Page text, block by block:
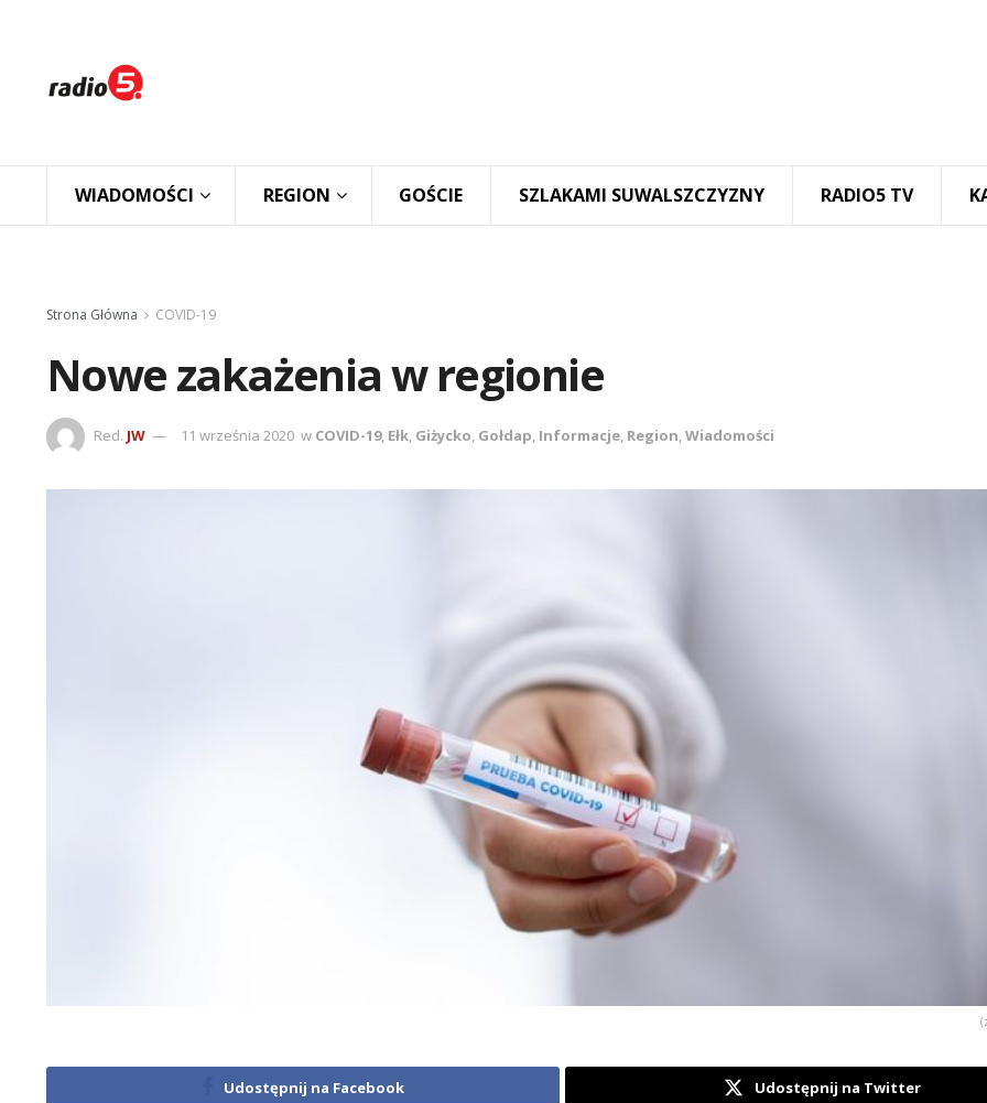
WIADOMOŚCI REGION GOŚCIE SZLAKAMI SUWALSZCZYZNY RADIO5 TV
Strona Główna COVID-19
Nowe zakażenia w regionie
Red. JW 11 września 2020 w COVID-19, Ełk, Giżycko, Gołdap, Informacje, Region,Wiadomości
Udostępnij na Facebook Udostępnij na Twitter